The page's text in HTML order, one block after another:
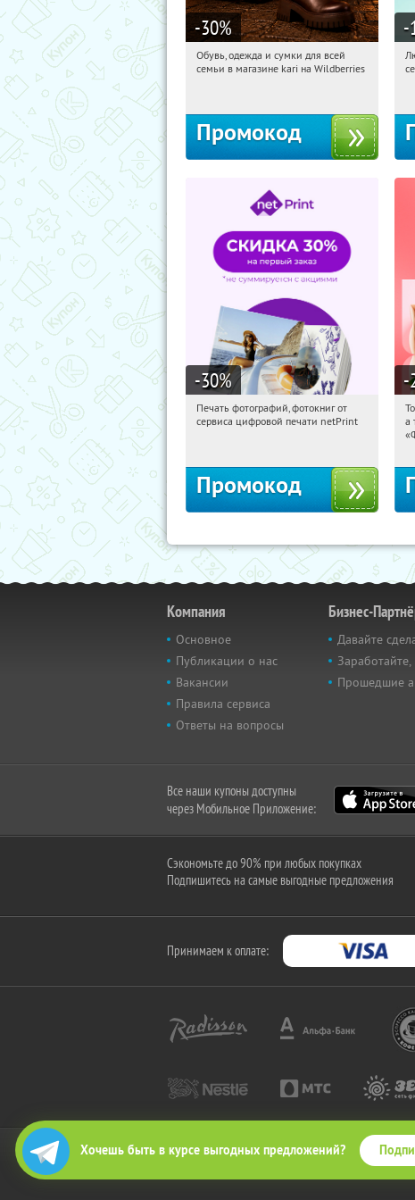
Хочешь быть в курсе выгодных предложений?
-30%
05:13:47 Получили:
Обувь, одежда и сумки для всей
семьи в магазине kari на Wildberries
Промокод
-
-30%
05:13:47 Получили:
Печать фотографий, фотокниг от
сервиса цифровой печати netPrint
Промокод
-
а
Компания
Основное
Публикации о нас
Вакансии
Правила сервиса
Ответы на вопросы
Бизнес-
Давайте
Прошедшие
Все наши купоны доступны
через Мобильное Приложение:
Сэкономьте до 90% при любых покупках
Подпишитесь на самые выгодные предложения
Принимаем к оплате:
2010-2026 © КупиКупон. Все права защищены.
Все права на товарный знак "КупиКупон" и на сайт